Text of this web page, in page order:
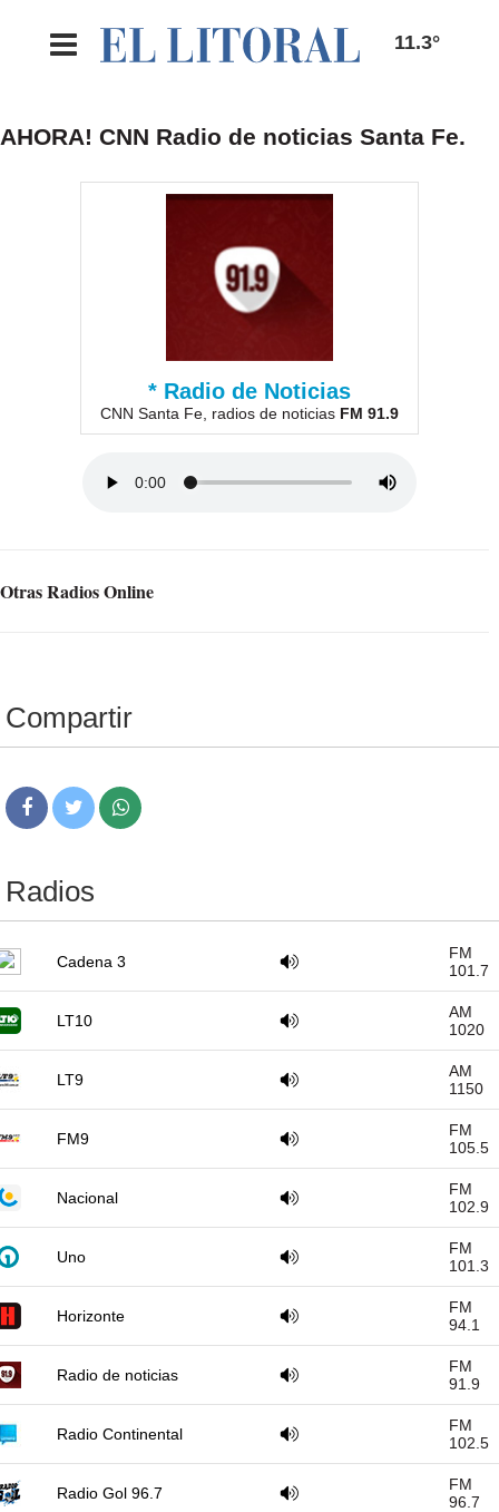
11.3°
AHORA! CNN Radio de noticias Santa Fe.
* Radio de Noticias
CNN Santa Fe, radios de noticias FM 91.9
Otras Radios Online
Compartir
Radios
Cadena 3
FM
101.7
LT10
AM
1020
LT9
AM
1150
FM9
FM
105.5
Nacional
FM
102.9
Uno
FM
101.3
Horizonte
FM
94.1
Radio de noticias
FM
91.9
Radio Continental
FM
102.5
Radio Gol 96.7
FM
96.7